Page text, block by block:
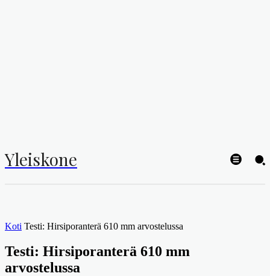
Yleiskone
Koti Testi: Hirsiporanterä 610 mm arvostelussa
Testi: Hirsiporanterä 610 mm
arvostelussa